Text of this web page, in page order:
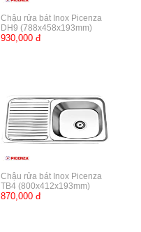
Chậu rửa bát Inox Picenza
DH9 (788x458x193mm)
930,000 đ
Chậu rửa bát Inox Picenza
TB4 (800x412x193mm)
870,000 đ